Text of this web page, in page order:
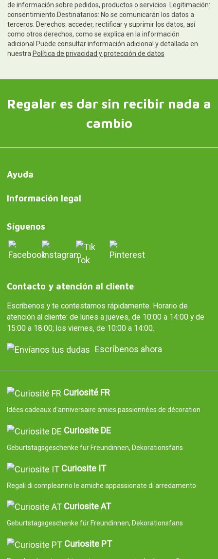
de información sobre pedidos, productos o servicios. Legitimación:
consentimiento.Destinatarios: No se comunicarán los datos a
terceros. Derechos: acceder, rectificar y suprimir los datos, así
como otros derechos, como se explica en la información
adicional.Puede consultar información adicional y detallada en
nuestra Política de privacidad y protección de datos
Regalar es dar sin recibir nada a
cambio
Ayuda
Información legal
Síguenos
Contacto y atención al cliente
Escríbenos y te contestamos rápidamente. Horario de
atención al cliente: de lunes a jueves, de 10:00 a 14:00 y de
15:00 a 18:00; los viernes, de 10:00 a 14:00.
Escríbenos ahora
Curiosité FR
Idées cadeaux d'anniversaire amies passionnées de décoration
Curiosite DE
Geburtstagsgeschenke für Freundinnen, Dekorationsfans
Curiosite IT
Regali di compleanno le amiche appassionate di arredamento
Curiosite AT
Geburtstagsgeschenke für Freundinnen, Dekorationsfans
Curiosite PT